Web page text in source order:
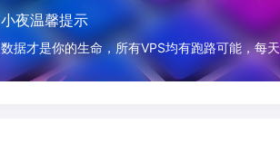
小夜温馨提示
数据才是你的生命，所有VPS均有跑路可能，每天